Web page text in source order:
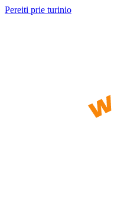
Pereiti prie turinio